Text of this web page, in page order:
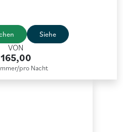
Siehe
VON
165,00
pro Nacht